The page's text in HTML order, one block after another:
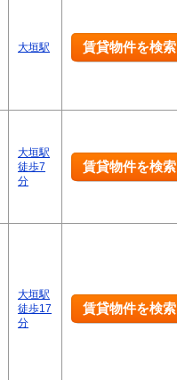
大垣駅 賃貸物件を検索
大垣駅
徒歩7
分
賃貸物件を検索
大垣駅
徒歩17
分
賃貸物件を検索